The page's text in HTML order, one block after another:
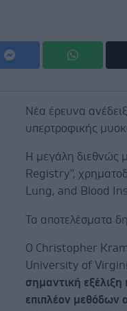
Νέα έρευνα
υπερτροφικής
Η μεγάλη διεθνώς
Registry'',
Lung, and Blood
Τα αποτελέσματα
Ο Christopher
University of
σημαντική
επιπλέον μεθόδων